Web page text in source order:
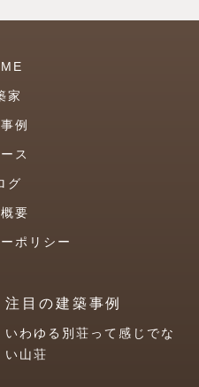
家
例
ス
グ
要
ポリシー
注目の建築事例
いわゆる別荘って感じでな
い山荘